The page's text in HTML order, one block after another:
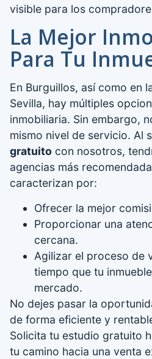
visible para los
La Mejor
Para Tu
En Burguillos, así como en
Sevilla, hay múltiples
inmobiliaria. Sin embargo,
mismo nivel de servicio. Al
gratuito con nosotros,
agencias más
caracterizan por:
Ofrecer la mejor
Proporcionar una
cercana.
Agilizar el proceso de
tiempo que tu
mercado.
No dejes pasar la
de forma eficiente y
Solicita tu estudio gratuito
tu camino hacia una venta